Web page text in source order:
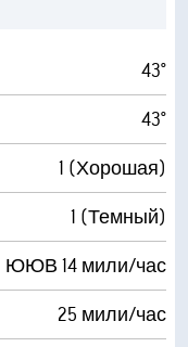
43°
43°
1 (Хорошая)
1 (Темный)
ЮЮВ 14 мили/час
25 мили/час